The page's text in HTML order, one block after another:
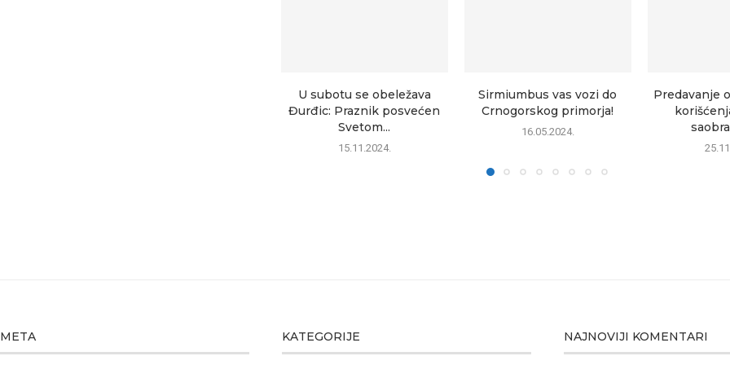
U subotu se obeležava
Đurđic: Praznik posvećen
Svetom...
15.11.2024.
Sirmiumbus vas vozi do
Crnogorskog primorja!
16.05.2024.
Predavanje
META KATEGORIJE NAJNOVIJI KOMENTARI